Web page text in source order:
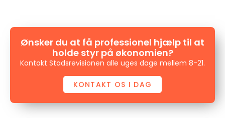
Ønsker du at få professionel hjælp til at
holde styr på økonomien?
Kontakt Stadsrevisionen alle uges dage mellem 8-21.
KONTAKT OS I DAG